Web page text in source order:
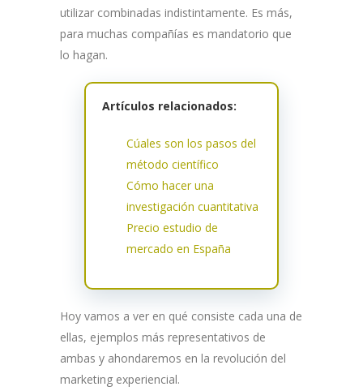
utilizar combinadas indistintamente. Es más,
para muchas compañías es mandatorio que
lo hagan.
Artículos relacionados:
Cúales son los pasos del
método científico
Cómo hacer una
investigación cuantitativa
Precio estudio de
mercado en España
Hoy vamos a ver en qué consiste cada una de
ellas, ejemplos más representativos de
ambas y ahondaremos en la revolución del
marketing experiencial.